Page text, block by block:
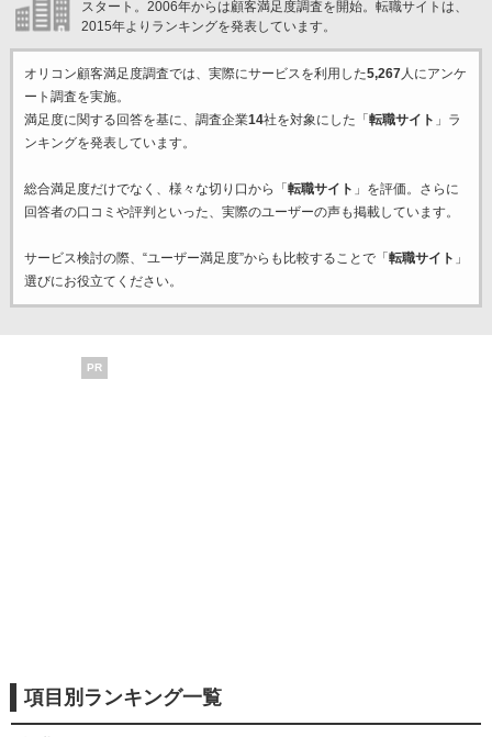
スタート。2006年からは顧客満足度調査を開始。転職サイトは、
2015年よりランキングを発表しています。
オリコン顧客満足度調査では、実際にサービスを利用した5,267人にアンケ
ート調査を実施。
満足度に関する回答を基に、調査企業14社を対象にした「 転職サイト 」ラ
ンキングを発表しています。
総合満足度だけでなく、様々な切り口から「 転職サイト 」を評価。さらに
回答者の口コミや評判といった、実際のユーザーの声も掲載しています。
サービス検討の際、“ユーザー満足度”からも比較することで「 転職サイト 」
選びにお役立てください。
PR
項目別ランキング一覧